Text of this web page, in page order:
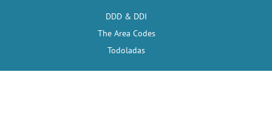
DDD & DDI
The Area Codes
Todoladas